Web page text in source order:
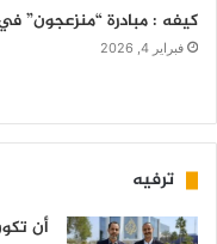
كيفه : مبادرة “منزعجون”
فبراير 4, 2026
ترفيه
أن